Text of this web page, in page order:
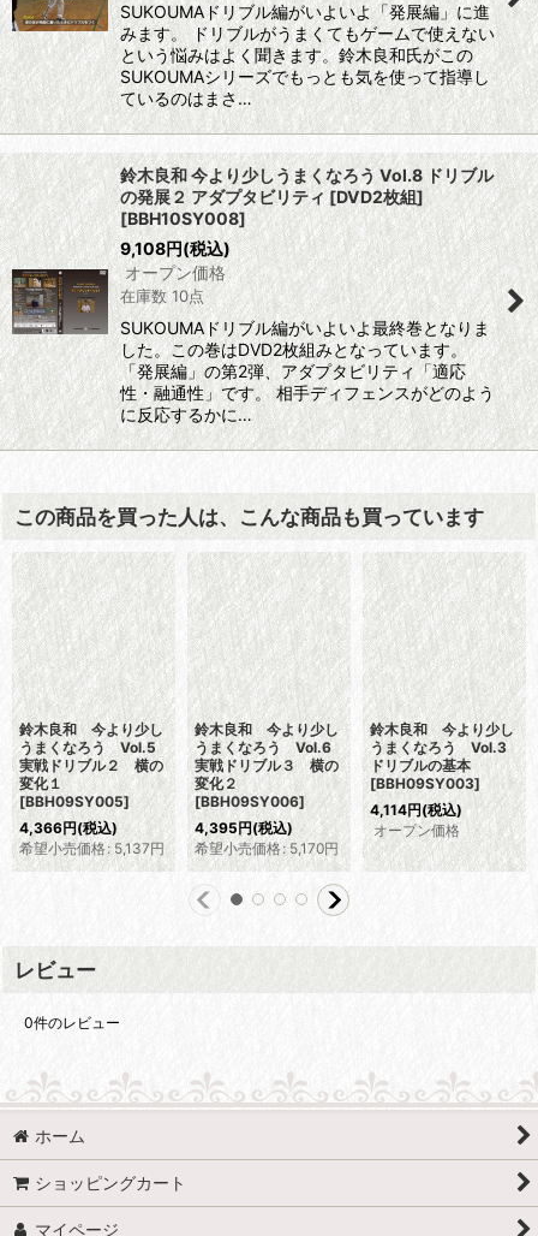
SUKOUMAドリブル編がいよいよ「発展編」に進
みます。 ドリブルがうまくてもゲームで使えない
という悩みはよく聞きます。鈴木良和氏がこの
SUKOUMAシリーズでもっとも気を使って指導し
ているのはまさ…
鈴木良和 今より少しうまくなろう Vol.8 ドリブル
の発展２ アダプタビリティ [DVD2枚組]
[BBH10SY008]
9,108円(税込)
オープン価格
在庫数 10点
SUKOUMAドリブル編がいよいよ最終巻となりま
した。この巻はDVD2枚組みとなっています。
「発展編」の第2弾、アダプタビリティ「適応
性・融通性」です。 相手ディフェンスがどのよう
に反応するかに…
この商品を買った人は、こんな商品も買っています
鈴木良和 今より少し
うまくなろう Vol.5
実戦ドリブル２ 横の
変化１
[BBH09SY005]
4,366円(税込)
希望小売価格: 5,137円
鈴木良和 今より少し
うまくなろう Vol.6
実戦ドリブル３ 横の
変化２
[BBH09SY006]
4,395円(税込)
希望小売価格: 5,170円
鈴木良和 今より少し
うまくなろう Vol.3
ドリブルの基本
[BBH09SY003]
4,114円(税込)
オープン価格
レビュー
0件のレビュー
ホーム
ショッピングカート
マイページ